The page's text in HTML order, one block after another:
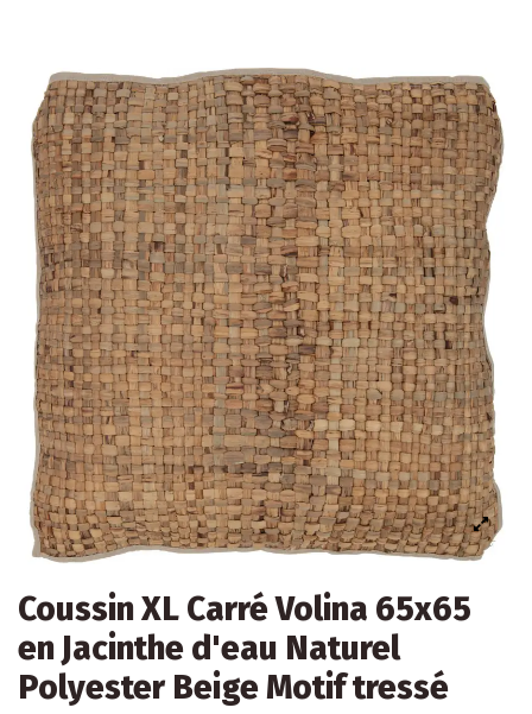
Coussin XL Carré Volina 65x65
en Jacinthe d'eau Naturel
Polyester Beige Motif tressé